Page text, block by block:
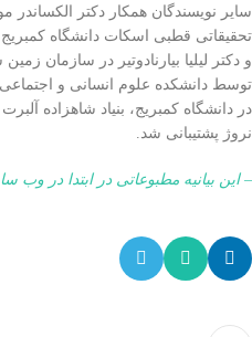
سایر نویسندگان همکار دکتر الکساندر
تحقیقاتی قطبی اسکات دانشگاه
و دکتر لیلیا بیارنادوتیر در سازمان
توسط دانشکده علوم انسانی و اجتماعی
در دانشگاه کمبریج، بنیاد شاهزاده
نروژ پشتیبانی شد.
– این بیانیه مطبوعاتی در ابتدا در وب